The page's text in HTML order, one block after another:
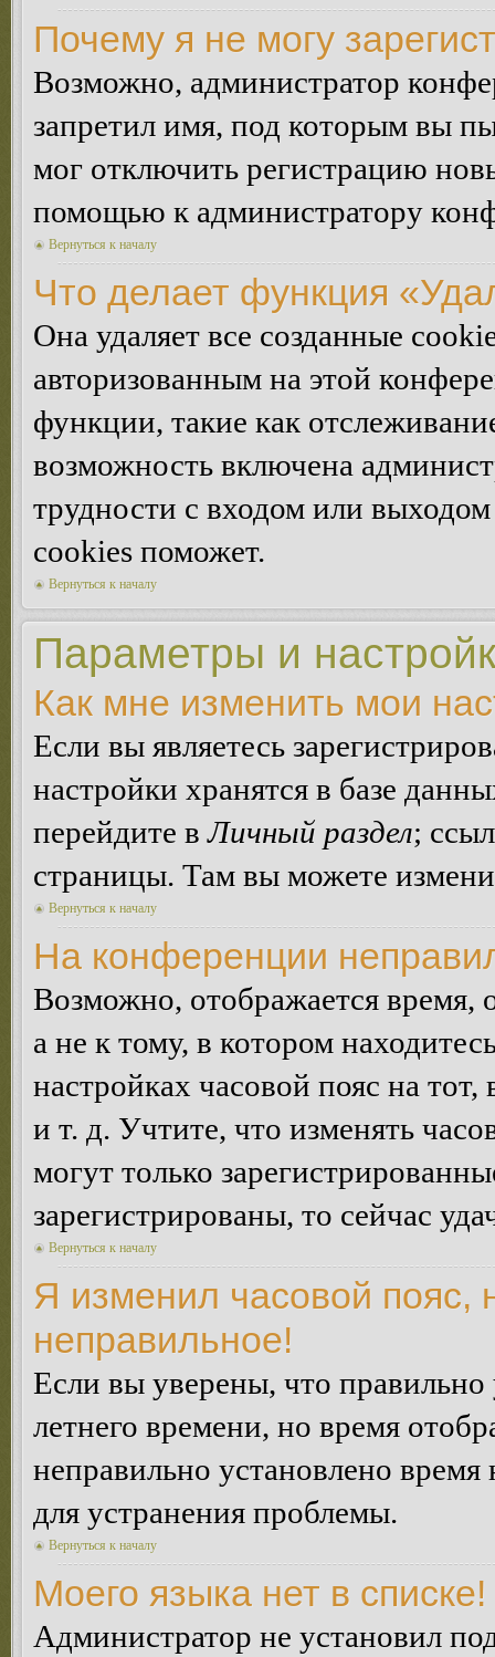
Почему я не могу
Возможно, администратор
запретил имя, под которым вы
мог отключить регистрацию
помощью к администратору
Вернуться к началу
Что делает функция
Она удаляет все созданные
авторизованным на этой
функции, такие как
возможность включена
трудности с входом или
cookies поможет.
Вернуться к началу
Параметры и
Как мне изменить мои
Если вы являетесь
настройки хранятся в базе
перейдите вЛичный раздел;
страницы. Там вы можете
Вернуться к началу
На конференции
Возможно, отображается время,
а не к тому, в котором
настройках часовой пояс на
и т. д. Учтите, что изменять
могут только
зарегистрированы, то сейчас
Вернуться к началу
Я изменил часовой пояс,
неправильное!
Если вы уверены, что правильно
летнего времени, но время
неправильно установлено
для устранения проблемы.
Вернуться к началу
Моего языка нет в списке!
Администратор не установил